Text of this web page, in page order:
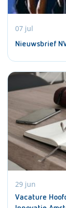
07 jul
Nieuwsbrief
29 jun
Vacature